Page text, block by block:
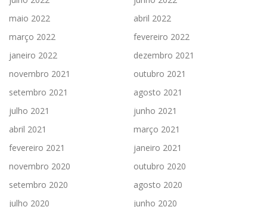
maio 2022
abril 2022
março 2022
fevereiro 2022
janeiro 2022
dezembro 2021
novembro 2021
outubro 2021
setembro 2021
agosto 2021
julho 2021
junho 2021
abril 2021
março 2021
fevereiro 2021
janeiro 2021
novembro 2020
outubro 2020
setembro 2020
agosto 2020
julho 2020
junho 2020